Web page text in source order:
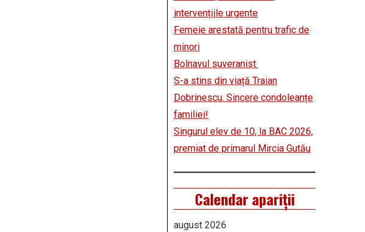
intervențiile urgente
Femeie arestată pentru trafic de
minori
Bolnavul suveranist
S-a stins din viață Traian
Dobrinescu. Sincere condoleanțe
familiei!
Singurul elev de 10, la BAC 2026,
premiat de primarul Mircia Gutău
Calendar apariții
august 2026